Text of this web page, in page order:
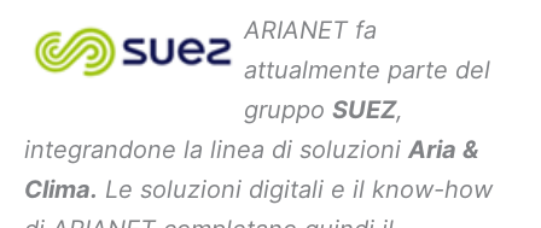
ARIANET fa
attualmente parte del
gruppo SUEZ,
integrandone la linea di soluzioni Aria &
Clima. Le soluzioni digitali e il know-how